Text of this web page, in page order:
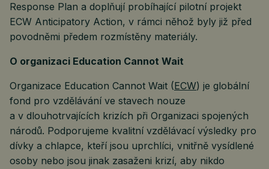
Response Plan a doplňují probíhající pilotní projekt
ECW Anticipatory Action, v rámci něhož byly již před
povodněmi předem rozmístěny materiály.
O organizaci Education Cannot Wait
Organizace Education Cannot Wait (ECW) je globální
fond pro vzdělávání ve stavech nouze
a v dlouhotrvajících krizích při Organizaci spojených
národů. Podporujeme kvalitní vzdělávací výsledky pro
dívky a chlapce, kteří jsou uprchlíci, vnitřně vysídlené
osoby nebo jsou jinak zasaženi krizí, aby nikdo